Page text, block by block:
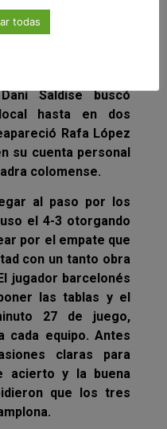
el electrónico lucía
mantuvo hasta el
donde Marc Tolrá
Saldise buscó
hasta en dos
Rafa López
su cuenta personal
colomense.
al paso por los
el 4-3 otorgando
por el empate que
con un tanto obra
jugador barcelonés
las tablas y el
27 de juego,
cada equipo. Antes
claras para
acierto y la buena
que los tres
todas